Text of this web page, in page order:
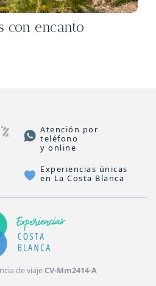
con encanto
Atención por
teléfono
y online
Experiencias únicas
en La Costa Blanca
de viajeCV-Mm2414-A